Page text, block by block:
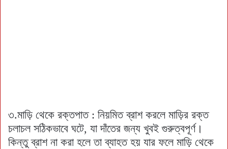
৩.মাড়ি থেকে রক্তপাত : নিয়মিত ব্রাশ করলে মাড়ির রক্ত
চলাচল সঠিকভাবে ঘটে, যা দাঁতের জন্য খুবই গুরুত্বপূর্ণ।
কিন্তু ব্রাশ না করা হলে তা ব্যাহত হয় যার ফলে মাড়ি থেকে